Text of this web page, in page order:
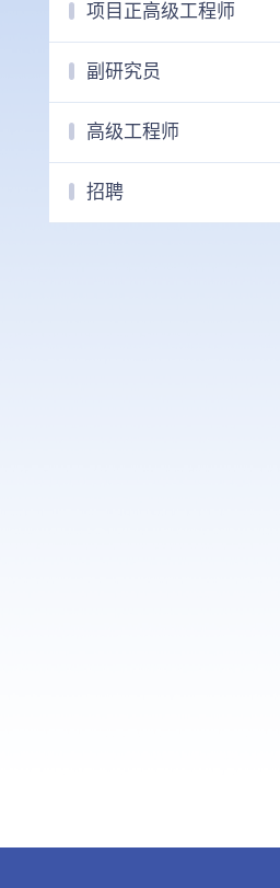
项目正高级工程师
副研究员
高级工程师
招聘